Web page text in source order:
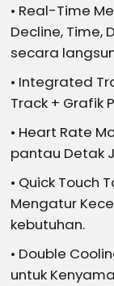
• Real-Time
Decline, Time,
secara
• Integrated
Track + Grafik
• Heart Rate
pantau Detak
• Quick Touch
Mengatur
kebutuhan.
• Double
untuk